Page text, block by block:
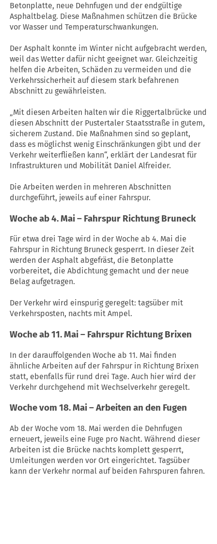
Betonplatte, neue Dehnfugen und der endgültige
Asphaltbelag. Diese Maßnahmen schützen die Brücke
vor Wasser und Temperaturschwankungen.
Der Asphalt konnte im Winter nicht aufgebracht werden,
weil das Wetter dafür nicht geeignet war. Gleichzeitig
helfen die Arbeiten, Schäden zu vermeiden und die
Verkehrssicherheit auf diesem stark befahrenen
Abschnitt zu gewährleisten.
„Mit diesen Arbeiten halten wir die Riggertalbrücke und
diesen Abschnitt der Pustertaler Staatsstraße in gutem,
sicherem Zustand. Die Maßnahmen sind so geplant,
dass es möglichst wenig Einschränkungen gibt und der
Verkehr weiterfließen kann“, erklärt der Landesrat für
Infrastrukturen und Mobilität Daniel Alfreider.
Die Arbeiten werden in mehreren Abschnitten
durchgeführt, jeweils auf einer Fahrspur.
Woche ab 4. Mai – Fahrspur Richtung Bruneck
Für etwa drei Tage wird in der Woche ab 4. Mai die
Fahrspur in Richtung Bruneck gesperrt. In dieser Zeit
werden der Asphalt abgefräst, die Betonplatte
vorbereitet, die Abdichtung gemacht und der neue
Belag aufgetragen.
Der Verkehr wird einspurig geregelt: tagsüber mit
Verkehrsposten, nachts mit Ampel.
Woche ab 11. Mai – Fahrspur Richtung Brixen
In der darauffolgenden Woche ab 11. Mai finden
ähnliche Arbeiten auf der Fahrspur in Richtung Brixen
statt, ebenfalls für rund drei Tage. Auch hier wird der
Verkehr durchgehend mit Wechselverkehr geregelt.
Woche vom 18. Mai – Arbeiten an den Fugen
Ab der Woche vom 18. Mai werden die Dehnfugen
erneuert, jeweils eine Fuge pro Nacht. Während dieser
Arbeiten ist die Brücke nachts komplett gesperrt,
Umleitungen werden vor Ort eingerichtet. Tagsüber
kann der Verkehr normal auf beiden Fahrspuren fahren.